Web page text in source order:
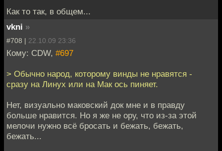
Как то так, в общем...
vkni »
#708 | 22.10.09 23:36
Кому: CDW, #697
> Обычно народ, которому винды не нравятся -
сразу на Линух или на Мак ось пиняет.
Нет, визуально маковский док мне и в правду
больше нравится. Но я же не ору, что из-за этой
мелочи нужно всё бросать и бежать, бежать,
бежать...